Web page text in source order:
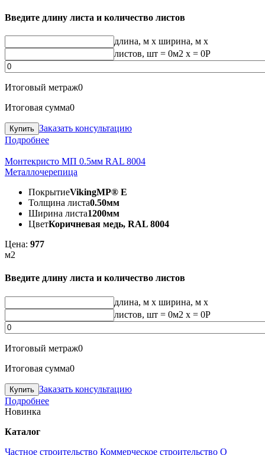
Введите длину листа и количество листов
длина, м x ширина, м x
листов, шт = 0м2 x = 0Р
Итоговый метраж0
Итоговая сумма0
Заказать консультацию
Подробнее
Монтекристо МП 0.5мм RAL 8004
Металлочерепица
ПокрытиеVikingMP® E
Толщина листа0.50мм
Ширина листа1200мм
ЦветКоричневая медь, RAL 8004
Цена: 977
м2
Введите длину листа и количество листов
длина, м x ширина, м x
листов, шт = 0м2 x = 0Р
Итоговый метраж0
Итоговая сумма0
Заказать консультацию
Подробнее
Новинка
Каталог
Частное строительство Коммерческое строительство О